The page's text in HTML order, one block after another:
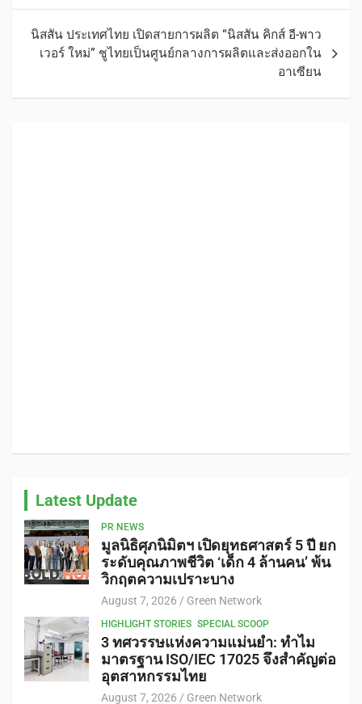
นิสสัน ประเทศไทย เปิดสายการผลิต “นิสสัน คิกส์ อี-พาว
เวอร์ ใหม่” ชูไทยเป็นศูนย์กลางการผลิตและส่งออกใน
อาเซียน
Latest Update
PR NEWS
มูลนิธิศุภนิมิตฯ เปิดยุทธศาสตร์ 5 ปี ยก
ระดับคุณภาพชีวิต ‘เด็ก 4 ล้านคน’ พ้น
วิกฤตความเปราะบาง
August 7, 2026 Green Network
HIGHLIGHT STORIES SPECIAL SCOOP
3 ทศวรรษแห่งความแม่นยำ: ทำไม
มาตรฐาน ISO/IEC 17025 จึงสำคัญต่อ
อุตสาหกรรมไทย
August 7, 2026 Green Network